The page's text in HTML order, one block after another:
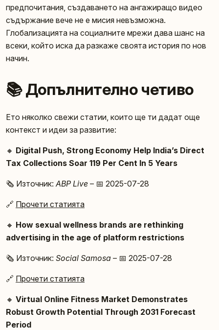
предпочитания, създаването на ангажиращо видео
съдържание вече не е мисия невъзможна.
Глобализацията на социалните мрежи дава шанс на
всеки, който иска да разкаже своята история по нов
начин.
📚 Допълнително четиво
Ето няколко свежи статии, които ще ти дадат още
контекст и идеи за развитие:
🔸 Digital Push, Strong Economy Help India’s Direct
Tax Collections Soar 119 Per Cent In 5 Years
🗞️ Източник: ABP Live – 📅 2025-07-28
🔗 Прочети статията
🔸 How sexual wellness brands are rethinking
advertising in the age of platform restrictions
🗞️ Източник: Social Samosa – 📅 2025-07-28
🔗 Прочети статията
🔸 Virtual Online Fitness Market Demonstrates
Robust Growth Potential Through 2031 Forecast
Period